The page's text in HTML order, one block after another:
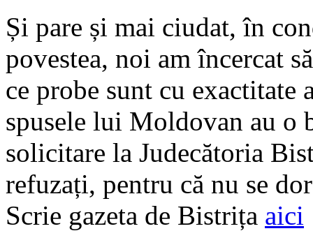
Și pare și mai ciudat, în
povestea, noi am încercat
ce probe sunt cu exactitate
spusele lui Moldovan au o
solicitare la Judecătoria
refuzați, pentru că nu se
Scrie gazeta de Bistrița aici